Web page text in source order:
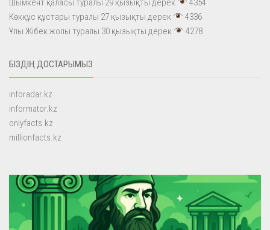
Шымкент қаласы туралы 29 қызықты дерек
4354
Көкқұс құстары туралы 27 қызықты дерек
4336
Ұлы Жібек жолы туралы 30 қызықты дерек
4278
БІЗДІҢ ДОСТАРЫМЫЗ
inforadar.kz
informator.kz
onlyfacts.kz
millionfacts.kz